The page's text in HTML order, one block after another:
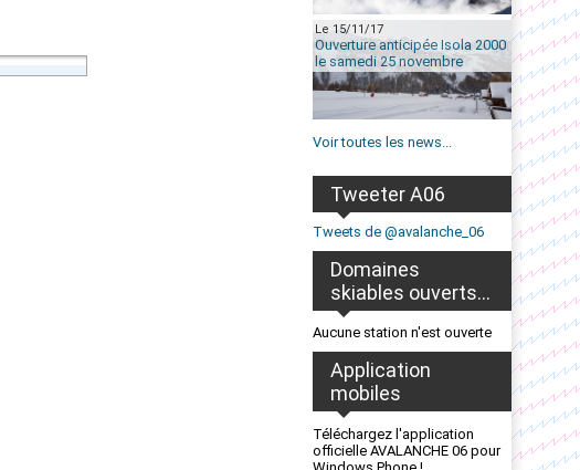
Le 15/11/17
Ouverture anticipée Isola 2000
le samedi 25 novembre
Voir toutes les news...
Tweeter A06
Tweets de @avalanche_06
Domaines
skiables ouverts...
Aucune station n'est ouverte
Application
mobiles
Téléchargez l'application
officielle AVALANCHE 06 pour